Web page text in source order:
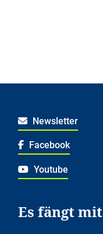
Newsletter
Facebook
Youtube
Es fängt mit